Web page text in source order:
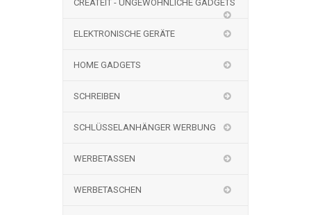
CREATEIT - UNGEWÖHNLICHE GADGETS
ELEKTRONISCHE GERÄTE
HOME GADGETS
SCHREIBEN
SCHLÜSSELANHÄNGER WERBUNG
WERBETASSEN
WERBETASCHEN